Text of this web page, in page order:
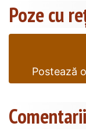
Poze cu
Postează
Comentarii